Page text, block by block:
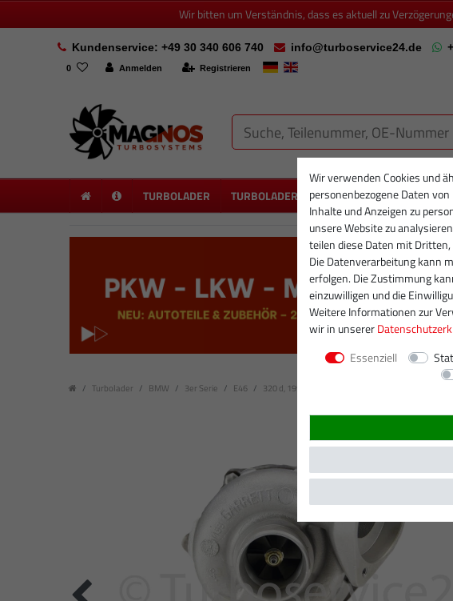
Wir bitten um Verständnis, dass es aktuell zu
Kundenservice: +49 30 340 606 740 info@turboservice24.de
0 Anmelden Registrieren
TURBOLADER TURBOLADER NEU PARTIKELFILTER
Turbolader BMW 3er Serie E46 320 d, 1995 ccm, 110 kW / 150 PS
Wir verwenden Cookies und
personenbezogene Daten
Inhalte und Anzeigen zu
unsere Website zu
teilen diese Daten mit
Die Datenverarbeitung kann
erfolgen. Die Zustimmung
einzuwilligen und die
Weitere Informationen zur
wir in unserer
Essenziell